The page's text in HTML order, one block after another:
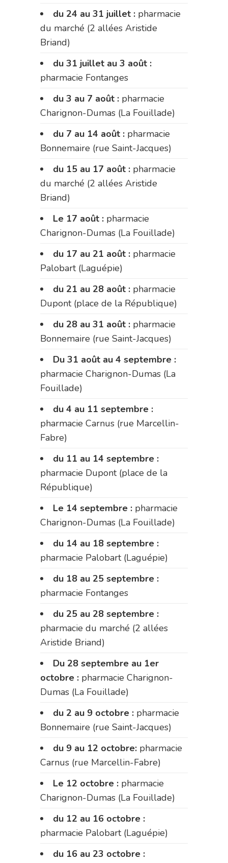
du 24 au 31 juillet : pharmacie
du marché (2 allées Aristide
Briand)
du 31 juillet au 3 août :
pharmacie Fontanges
du 3 au 7 août : pharmacie
Charignon-Dumas (La Fouillade)
du 7 au 14 août : pharmacie
Bonnemaire (rue Saint-Jacques)
du 15 au 17 août : pharmacie
du marché (2 allées Aristide
Briand)
Le 17 août : pharmacie
Charignon-Dumas (La Fouillade)
du 17 au 21 août : pharmacie
Palobart (Laguépie)
du 21 au 28 août : pharmacie
Dupont (place de la République)
du 28 au 31 août : pharmacie
Bonnemaire (rue Saint-Jacques)
Du 31 août au 4 septembre :
pharmacie Charignon-Dumas (La
Fouillade)
du 4 au 11 septembre :
pharmacie Carnus (rue Marcellin-
Fabre)
du 11 au 14 septembre :
pharmacie Dupont (place de la
République)
Le 14 septembre : pharmacie
Charignon-Dumas (La Fouillade)
du 14 au 18 septembre :
pharmacie Palobart (Laguépie)
du 18 au 25 septembre :
pharmacie Fontanges
du 25 au 28 septembre :
pharmacie du marché (2 allées
Aristide Briand)
Du 28 septembre au 1er
octobre : pharmacie Charignon-
Dumas (La Fouillade)
du 2 au 9 octobre : pharmacie
Bonnemaire (rue Saint-Jacques)
du 9 au 12 octobre: pharmacie
Carnus (rue Marcellin-Fabre)
Le 12 octobre : pharmacie
Charignon-Dumas (La Fouillade)
du 12 au 16 octobre :
pharmacie Palobart (Laguépie)
du 16 au 23 octobre :